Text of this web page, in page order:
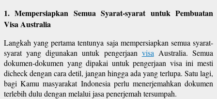
1. Mempersiapkan Semua Syarat-syarat untuk Pembuatan
Visa Australia
Langkah yang pertama tentunya saja mempersiapkan semua syarat-
syarat yang digunakan untuk pengerjaan visa Australia. Semua
dokumen-dokumen yang dipakai untuk pengerjaan visa ini mesti
dicheck dengan cara detil, jangan hingga ada yang terlupa. Satu lagi,
bagi Kamu masyarakat Indonesia perlu menerjemahkan dokumen
terlebih dulu dengan melalui jasa penerjemah tersumpah.